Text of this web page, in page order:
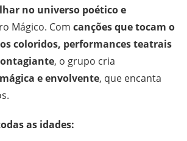
no universo poético e
Mágico. Com canções que tocam o
coloridos, performances teatrais
, o grupo cria
e envolvente, que encanta
as idades: